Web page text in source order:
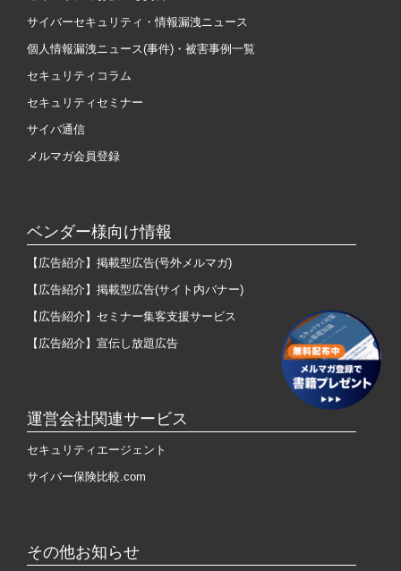
サイバーセキュリティ・情報漏洩ニュース
個人情報漏洩ニュース(事件)・被害事例一覧
セキュリティコラム
セキュリティセミナー
サイバ通信
メルマガ会員登録
ベンダー様向け情報
【広告紹介】掲載型広告(号外メルマガ)
【広告紹介】掲載型広告(サイト内バナー)
【広告紹介】セミナー集客支援サービス
【広告紹介】宣伝し放題広告
運営会社関連サービス
セキュリティエージェント
サイバー保険比較.com
その他お知らせ